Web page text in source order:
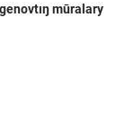
mūralary